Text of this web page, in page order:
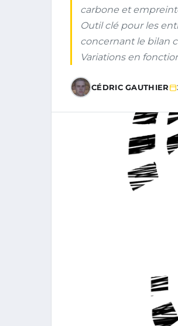
carbone et
Outil clé pour les
concernant le bilan
Variations en
CÉDRIC GAUTHIER